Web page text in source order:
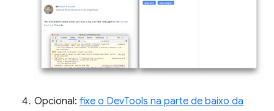
Opcional: fixe o DevTools na parte de baixo da